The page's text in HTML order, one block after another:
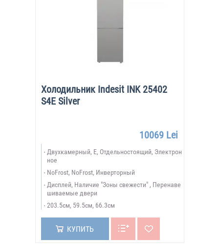
Холодильник Indesit INK 25402
S4E Silver
10069 Lei
Двухкамерный, E, Отдельностоящий, Электрон
ное
NoFrost, NoFrost, Инверторный
Дисплей, Наличие "Зоны свежести" , Перенаве
шиваемые двери
203.5см, 59.5см, 66.3см
КУПИТЬ